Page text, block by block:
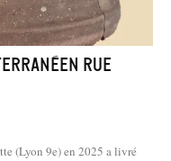
rue
(Lyon 9e) en 2025 a livré